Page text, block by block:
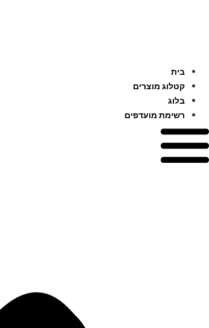
בית
קטלוג מוצרים
בלוג
רשימת מועדפים